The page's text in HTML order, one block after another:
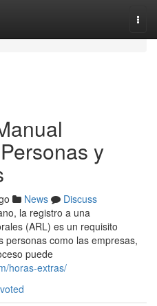
y
News
Discuss
la registro a una
(ARL) es un requisito
personas como las empresas,
puede
horas-extras/